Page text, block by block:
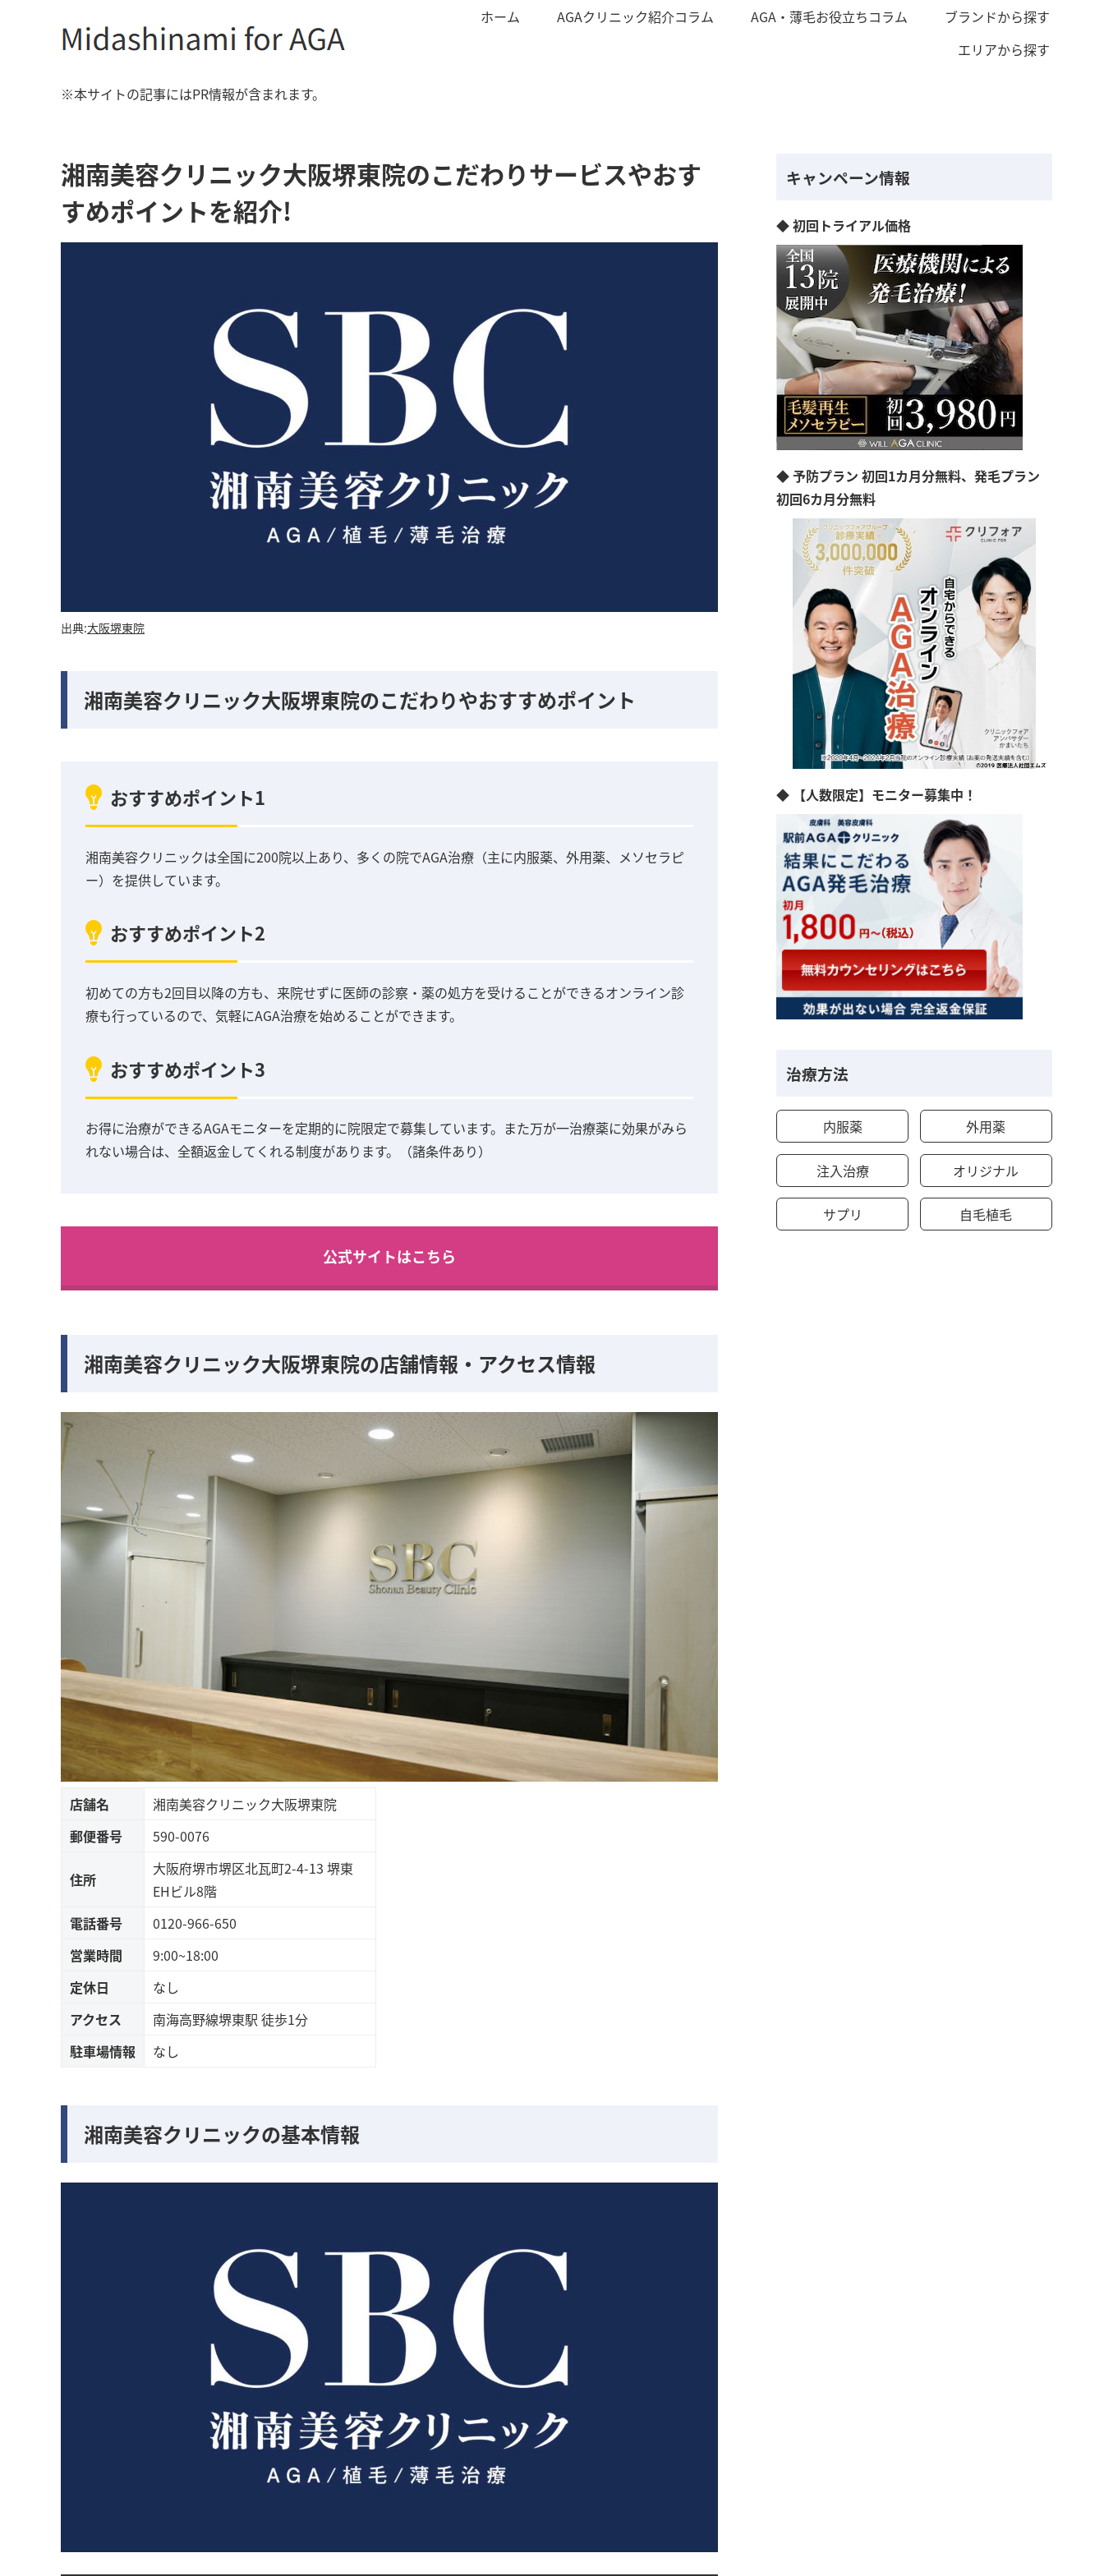
ホーム AGAクリニック紹介コラム AGA・薄毛お役立ちコラム
ブランドから探す
エリアから探す
※本サイトの記事にはPR情報が含まれます。
湘南美容クリニック大阪堺東院のこだわりサービスやおす
すめポイントを紹介!
出典:大阪堺東院
湘南美容クリニック大阪堺東院のこだわりやおすすめポイント
おすすめポイント1
湘南美容クリニックは全国に200院以上あり、多くの院でAGA治療（主に内服薬、外用薬、メソセラピ
ー）を提供しています。
おすすめポイント2
初めての方も2回目以降の方も、来院せずに医師の診察・薬の処方を受けることができるオンライン診
療も行っているので、気軽にAGA治療を始めることができます。
おすすめポイント3
お得に治療ができるAGAモニターを定期的に院限定で募集しています。また万が一治療薬に効果がみら
れない場合は、全額返金してくれる制度があります。（諸条件あり）
公式サイトはこちら
湘南美容クリニック大阪堺東院の店舗情報・アクセス情報
店舗名
湘南美容クリニック大阪堺東院
郵便番号
590-0076
住所
大阪府堺市堺区北瓦町2-4-13 堺東
EHビル8階
電話番号
0120-966-650
営業時間
9:00~18:00
定休日
なし
アクセス
南海高野線堺東駅 徒歩1分
駐車場情報
なし
湘南美容クリニックの基本情報
キャンペーン情報
◆ 初回トライアル価格
◆ 予防プラン 初回1カ月分無料、発毛プラン
初回6カ月分無料
◆ 【人数限定】モニター募集中！
治療方法
内服薬 外用薬
注入治療 オリジナル
サプリ 自毛植毛